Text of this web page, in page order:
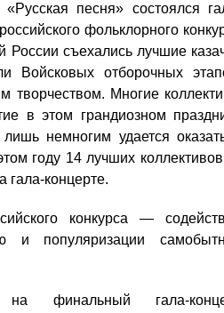
песня» состоялся
фольклорного
России съехались лучшие
Войсковых отборочных
творчеством. Многие
в этом грандиозном
немногим удается
году 14 лучших
гала-концерте.
конкурса —
и популяризации
финальный гала-